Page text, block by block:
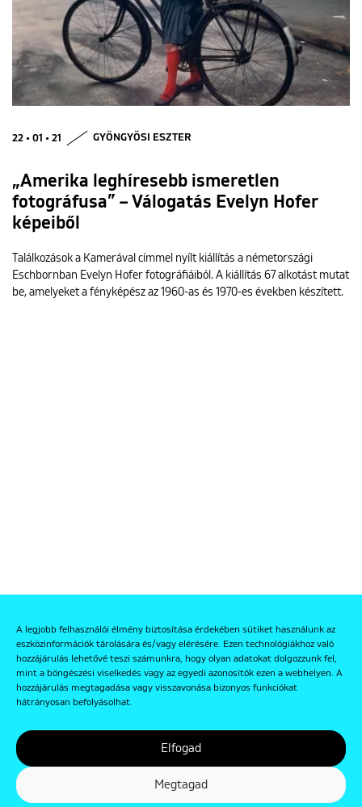
A legjobb felhasználói élmény biztosítása érdekében sütiket használunk az
eszközinformációk tárolására és/vagy elérésére. Ezen technológiákhoz való
hozzájárulás lehetővé teszi számunkra, hogy olyan adatokat dolgozzunk fel,
mint a böngészési viselkedés vagy az egyedi azonosítók ezen a webhelyen. A
hozzájárulás megtagadása vagy visszavonása bizonyos funkciókat
hátrányosan befolyásolhat.
Elfogad
Megtagad
22 • 01 • 21 GYÖNGYÖSI ESZTER
„Amerika leghíresebb ismeretlen
fotográfusa” – Válogatás Evelyn Hofer
képeiből
Találkozások a Kamerával címmel nyílt kiállítás a németországi
Eschbornban Evelyn Hofer fotográfiáiból. A kiállítás 67 alkotást mutat
be, amelyeket a fényképész az 1960-as és 1970-es években készített.